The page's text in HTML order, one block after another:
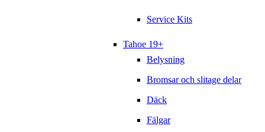
Service Kits
Tahoe 19+
Belysning
Bromsar och slitage delar
Däck
Fälgar